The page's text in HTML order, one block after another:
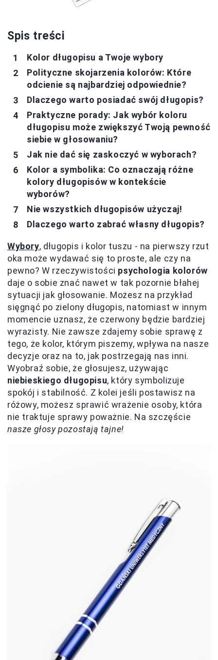
Spis treści
Kolor długopisu a Twoje wybory
Polityczne skojarzenia kolorów: Które
odcienie są najbardziej odpowiednie?
Dlaczego warto posiadać swój długopis?
Praktyczne porady: Jak wybór koloru
długopisu może zwiększyć Twoją pewność
siebie w głosowaniu?
Jak nie dać się zaskoczyć w wyborach?
Kolor a symbolika: Co oznaczają różne
kolory długopisów w kontekście
wyborów?
Nie wszystkich długopisów użyczaj!
Dlaczego warto zabrać własny długopis?
Wybory, długopis i kolor tuszu - na pierwszy rzut
oka może wydawać się to proste, ale czy na
pewno? W rzeczywistości psychologia kolorów
daje o sobie znać nawet w tak pozornie błahej
sytuacji jak głosowanie. Możesz na przykład
sięgnąć po zielony długopis, natomiast w innym
momencie uznasz, że czerwony będzie bardziej
wyrazisty. Nie zawsze zdajemy sobie sprawę z
tego, że kolor, którym piszemy, wpływa na nasze
decyzje oraz na to, jak postrzegają nas inni.
Wyobraź sobie, że głosujesz, używając
niebieskiego długopisu, który symbolizuje
spokój i stabilność. Z kolei jeśli postawisz na
różowy, możesz sprawić wrażenie osoby, która
nie traktuje sprawy poważnie. Na szczęście
nasze głosy pozostają tajne!